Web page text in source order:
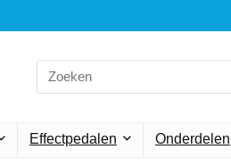
Search
for:
Effectpedalen Onderdelen